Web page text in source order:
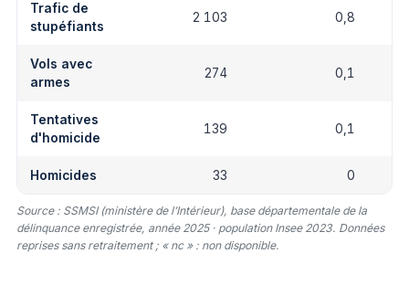
Trafic de
stupéfiants
2 103 0,8
Vols avec
armes
274 0,1
Tentatives
d'homicide
139 0,1
Homicides 33 0
Source : SSMSI (ministère de l’Intérieur), base départementale de la
délinquance enregistrée, année 2025 · population Insee 2023. Données
reprises sans retraitement ; « nc » : non disponible.